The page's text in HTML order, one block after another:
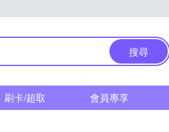
搜尋
刷卡/超取 會員專享